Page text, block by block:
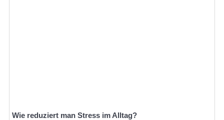
Wie reduziert man Stress im Alltag?